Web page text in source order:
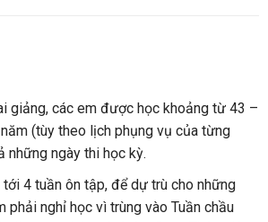
giảng, các em được học khoảng từ 43 –
(tùy theo lịch phụng vụ của từng
những ngày thi học kỳ.
4 tuần ôn tập, để dự trù cho những
phải nghỉ học vì trùng vào Tuần chầu